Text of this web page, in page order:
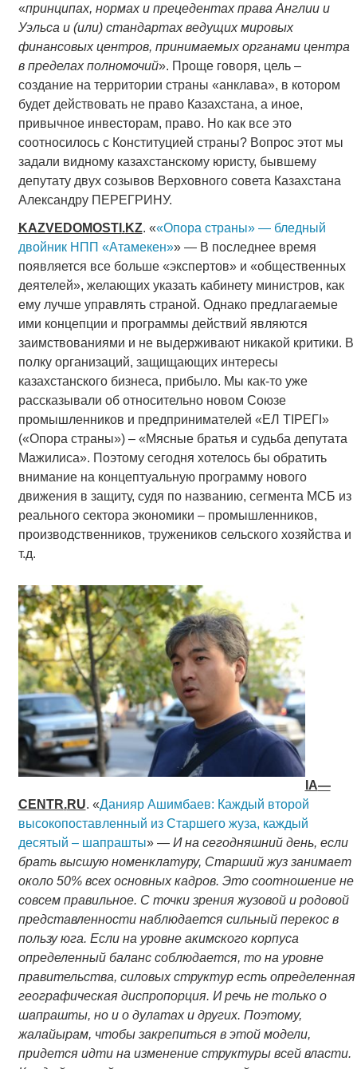
«принципах, нормах и прецедентах права Англии и
Уэльса и (или) стандартах ведущих мировых
финансовых центров, принимаемых органами центра
в пределах полномочий». Проще говоря, цель –
создание на территории страны «анклава», в котором
будет действовать не право Казахстана, а иное,
привычное инвесторам, право. Но как все это
соотносилось с Конституцией страны? Вопрос этот мы
задали видному казахстанскому юристу, бывшему
депутату двух созывов Верховного совета Казахстана
Александру ПЕРЕГРИНУ.
KAZVEDOMOSTI .KZ. ««Опора страны» — бледный
двойник НПП «Атамекен»» — В последнее время
появляется все больше «экспертов» и «общественных
деятелей», желающих указать кабинету министров, как
ему лучше управлять страной. Однако предлагаемые
ими концепции и программы действий являются
заимствованиями и не выдерживают никакой критики. В
полку организаций, защищающих интересы
казахстанского бизнеса, прибыло. Мы как-то уже
рассказывали об относительно новом Союзе
промышленников и предпринимателей «ЕЛ ТІРЕГІ»
(«Опора страны») – «Мясные братья и судьба депутата
Мажилиса». Поэтому сегодня хотелось бы обратить
внимание на концептуальную программу нового
движения в защиту, судя по названию, сегмента МСБ из
реального сектора экономики – промышленников,
производственников, тружеников сельского хозяйства и
т.д.
IA—
CENTR.RU. «Данияр Ашимбаев: Каждый второй
высокопоставленный из Старшего жуза, каждый
десятый – шапрашты» — И на сегодняшний день, если
брать высшую номенклатуру, Старший жуз занимает
около 50% всех основных кадров. Это соотношение не
совсем правильное. С точки зрения жузовой и родовой
представленности наблюдается сильный перекос в
пользу юга. Если на уровне акимского корпуса
определенный баланс соблюдается, то на уровне
правительства, силовых структур есть определенная
географическая диспропорция. И речь не только о
шапрашты, но и о дулатах и других. Поэтому,
жалайырам, чтобы закрепиться в этой модели,
придется идти на изменение структуры всей власти.